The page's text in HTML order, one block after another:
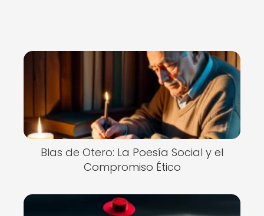
Blas de Otero: La Poesía Social y el
Compromiso Ético